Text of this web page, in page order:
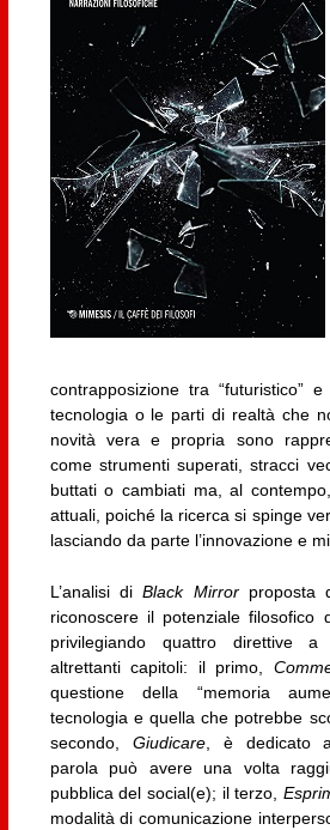
contrapposizione tra “futuristico”
tecnologia o le parti di realtà che
novità vera e propria sono
come strumenti superati, stracci
buttati o cambiati ma, al
attuali, poiché la ricerca si spinge
lasciando da parte l’innovazione e
L’analisi diBlack Mirrorproposta
riconoscere il potenziale filosofico
privilegiando quattro direttive
altrettanti capitoli: il primo,
questione della “memoria
tecnologia e quella che potrebbe
secondo, Giudicare, è dedicato
parola può avere una volta
pubblica del social(e); il terzo,
modalità di comunicazione